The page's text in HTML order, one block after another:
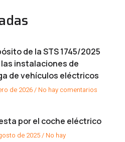
de la STS 1745/2025
instalaciones de
de vehículos eléctricos
de 2026 No hay comentarios
por el coche eléctrico
de 2025
No hay